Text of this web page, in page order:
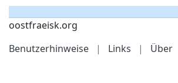
oostfraeisk.org
Benutzerhinweise
| Links | Über